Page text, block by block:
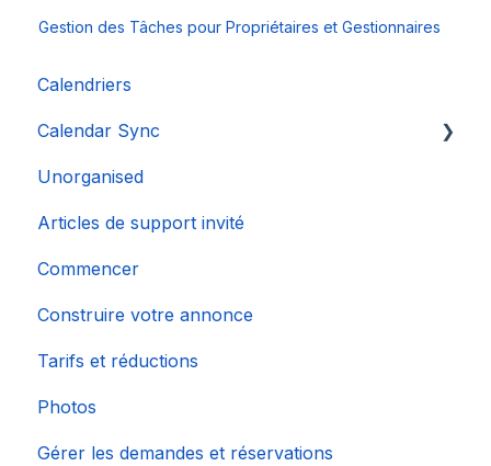
Gestion des Tâches pour Propriétaires et Gestionnaires
Calendriers
Calendar Sync
Importation de calendriers populaires
Unorganised
Articles de support invité
Commencer
Construire votre annonce
Tarifs et réductions
Photos
Gérer les demandes et réservations